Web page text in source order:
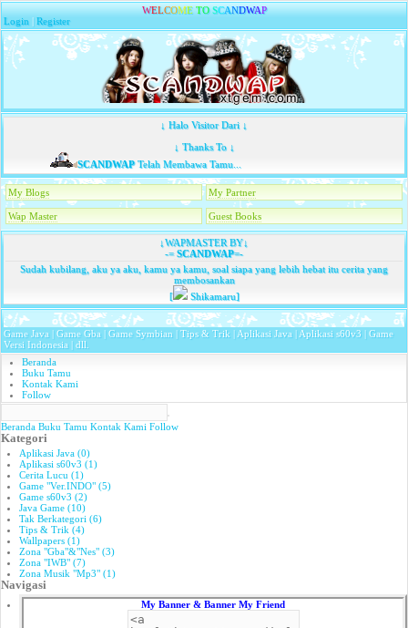
WELCOME TO SCANDWAP
Login |Register
↓ Halo Visitor Dari ↓
↓ Thanks To ↓
SCANDWAPTelah Membawa Tamu...
My Blogs My Partner
Wap Master Guest Books
↓WAPMASTER BY↓
-=SCANDWAP=-
Sudah kubilang, aku ya aku, kamu ya kamu, soal siapa yang lebih hebat itu cerita yang
membosankan
[
Shikamaru]
Game Java | Game Gba | Game Symbian | Tips & Trik | Aplikasi Java | Aplikasi s60v3 | Game
Versi Indonesia | dll.
Beranda
Buku Tamu
Kontak Kami
Follow
Beranda Buku Tamu Kontak Kami Follow
Kategori
Aplikasi Java (0)
Aplikasi s60v3 (1)
Cerita Lucu (1)
Game "Ver.INDO" (5)
Game s60v3 (2)
Java Game (10)
Tak Berkategori (6)
Tips & Trik (4)
Wallpapers (1)
Zona "Gba"&"Nes" (3)
Zona "IWB" (7)
Zona Musik "Mp3" (1)
Navigasi
My Banner & Banner My Friend